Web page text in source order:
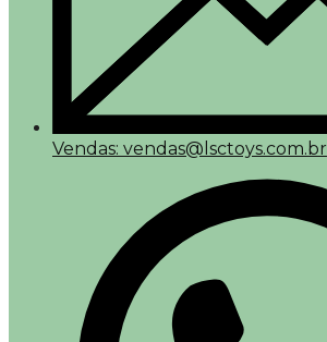
Vendas: vendas@lsctoys.com.br